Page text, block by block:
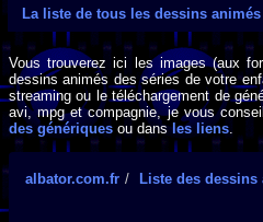
La liste de tous les dessins animés
Vous trouverez ici les images (aux
dessins animés des séries de votre
streaming ou le téléchargement de
avi, mpg et compagnie, je vous
des génériques ou dansles liens.
albator.com.fr Liste des dessins